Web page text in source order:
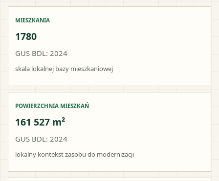
MIESZKANIA
1780
GUS BDL: 2024
skala lokalnej bazy mieszkaniowej
POWIERZCHNIA MIESZKAŃ
161 527 m²
GUS BDL: 2024
lokalny kontekst zasobu do modernizacji